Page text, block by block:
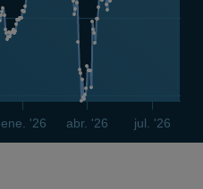
ene. '26 jul. '26
abr. '26